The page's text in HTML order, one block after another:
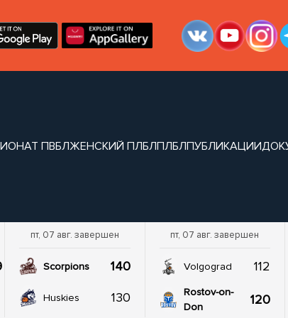
ПВБЛЖЕНСКИЙ ПЛБЛПЛБЛПУБЛИКАЦИИ
пт, 07 авг. завершен
Scorpions 140
Huskies 130
пт, 07 авг. завершен
Volgograd 112
Rostov-on-
Don
120